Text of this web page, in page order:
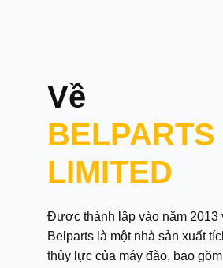
Về
LIMITED
Được thành lập vào năm 2013
Belparts là một nhà sản xuất
thủy lực của máy đào, bao